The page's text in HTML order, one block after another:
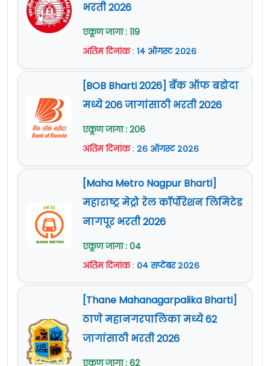
भरती 2026
एकूण जागा : 119
अंतिम दिनांक: १४ ऑगस्ट २०२६
[BOB Bharti 2026] बँक ऑफ बडोदा
मध्ये 206 जागांसाठी भरती 2026
एकूण जागा : 206
अंतिम दिनांक: २६ ऑगस्ट २०२६
[Maha Metro Nagpur Bharti]
महाराष्ट्र मेट्रो रेल कॉर्पोरेशन लिमिटेड
नागपूर भरती 2026
एकूण जागा : 04
अंतिम दिनांक: ०४ सप्टेंबर २०२६
[Thane Mahanagarpalika Bharti]
ठाणे महानगरपालिका मध्ये 62
जागांसाठी भरती 2026
एकूण जागा : 62